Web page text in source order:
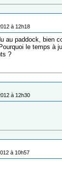
à 12h18
au paddock, bien
le temps à
?
à 12h30
à 10h57